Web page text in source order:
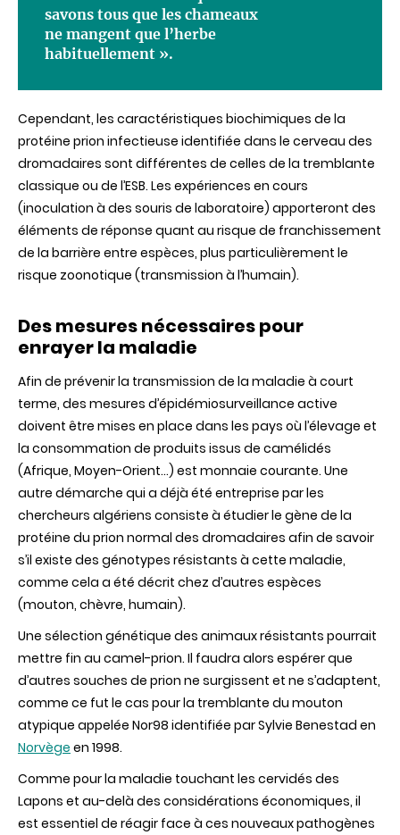
savons tous que les chameaux
ne mangent que l’herbe
habituellement ».
Cependant, les caractéristiques biochimiques de la
protéine prion infectieuse identifiée dans le cerveau des
dromadaires sont différentes de celles de la tremblante
classique ou de l’ESB. Les expériences en cours
(inoculation à des souris de laboratoire) apporteront des
éléments de réponse quant au risque de franchissement
de la barrière entre espèces, plus particulièrement le
risque zoonotique (transmission à l’humain).
Des mesures nécessaires pour
enrayer la maladie
Afin de prévenir la transmission de la maladie à court
terme, des mesures d’épidémiosurveillance active
doivent être mises en place dans les pays où l’élevage et
la consommation de produits issus de camélidés
(Afrique, Moyen-Orient…) est monnaie courante. Une
autre démarche qui a déjà été entreprise par les
chercheurs algériens consiste à étudier le gène de la
protéine du prion normal des dromadaires afin de savoir
s’il existe des génotypes résistants à cette maladie,
comme cela a été décrit chez d’autres espèces
(mouton, chèvre, humain).
Une sélection génétique des animaux résistants pourrait
mettre fin au camel-prion. Il faudra alors espérer que
d’autres souches de prion ne surgissent et ne s’adaptent,
comme ce fut le cas pour la tremblante du mouton
atypique appelée Nor98 identifiée par Sylvie Benestad en
Norvège en 1998.
Comme pour la maladie touchant les cervidés des
Lapons et au-delà des considérations économiques, il
est essentiel de réagir face à ces nouveaux pathogènes